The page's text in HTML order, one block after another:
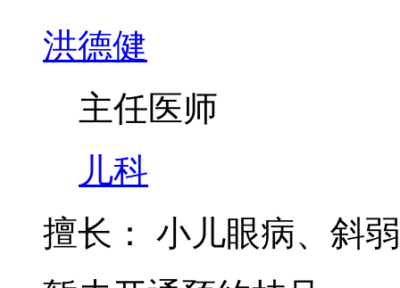
洪德健
主任医师
儿科
擅长：
小儿眼病、斜